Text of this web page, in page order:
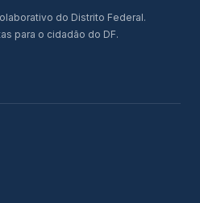
do Distrito Federal.
para o cidadão do DF.